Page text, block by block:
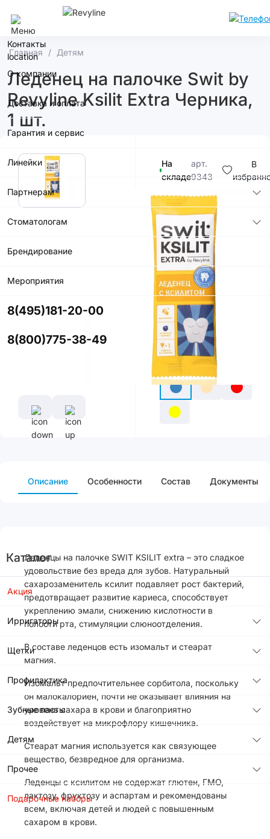
Контакты
О компании
Доставка и оплата
Гарантия и сервис
Линейки
Партнерам
Стоматологам
Брендирование
Мероприятия
8(495)181-20-00
8(800)775-38-49
Каталог
Акция
Ирригаторы
Щетки
Профилактика
Зубные пасты
Детям
Прочее
Подарочные наборы
Главная Детям
Леденец на палочке Swit by
Revyline Ksilit Extra Черника,
1 шт.
На
складе
арт.
9343
В
120р.
В корзину
Купить в
приложении
со скидкой
Цвет
Описание Особенности Cостав Документы
Леденцы на палочке SWIT KSILIT extra – это сладкое
удовольствие без вреда для зубов. Натуральный
сахарозаменитель ксилит подавляет рост бактерий,
предотвращает развитие кариеса, способствует
укреплению эмали, снижению кислотности в
полости рта, стимуляции слюноотделения.
В составе леденцов есть изомальт и стеарат
магния.
Изомальт предпочтительнее сорбитола, поскольку
он малокалориен, почти не оказывает влияния на
уровень сахара в крови и благоприятно
воздействует на микрофлору кишечника.
Стеарат магния используется как связующее
вещество, безвредное для организма.
Леденцы с ксилитом не содержат глютен, ГМО,
лактозу, фруктозу и аспартам и рекомендованы
всем, включая детей и людей с повышенным
сахаром в крови.